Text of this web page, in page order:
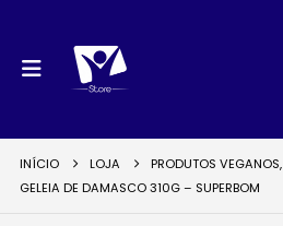
INÍCIO LOJA PRODUTOS VEGANOS,
GELEIA DE DAMASCO 310G – SUPERBOM